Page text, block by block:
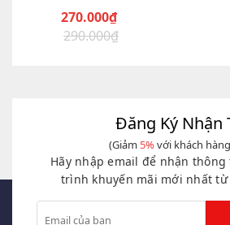
290.000₫
Giá
270.000₫
Giá
Đăng Ký Nhận
(Giảm 5%với khách
Hãy nhập email để nhận
trình khuyến mãi mới nhất